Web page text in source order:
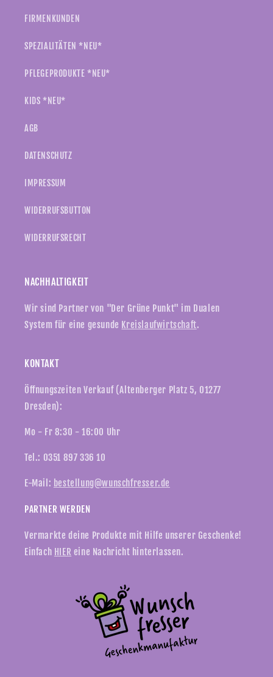
FIRMENKUNDEN
SPEZIALITÄTEN *NEU*
PFLEGEPRODUKTE *NEU*
KIDS *NEU*
AGB
DATENSCHUTZ
IMPRESSUM
WIDERRUFSBUTTON
WIDERRUFSRECHT
NACHHALTIGKEIT
Wir sind Partner von "Der Grüne Punkt" im Dualen
System für eine gesunde Kreislaufwirtschaft.
KONTAKT
Öffnungszeiten Verkauf (Altenberger Platz 5, 01277
Dresden):
Mo - Fr 8:30 - 16:00 Uhr
Tel.: 0351 897 336 10
E-Mail: bestellung@wunschfresser.de
PARTNER WERDEN
Vermarkte deine Produkte mit Hilfe unserer Geschenke!
Einfach HIER eine Nachricht hinterlassen.